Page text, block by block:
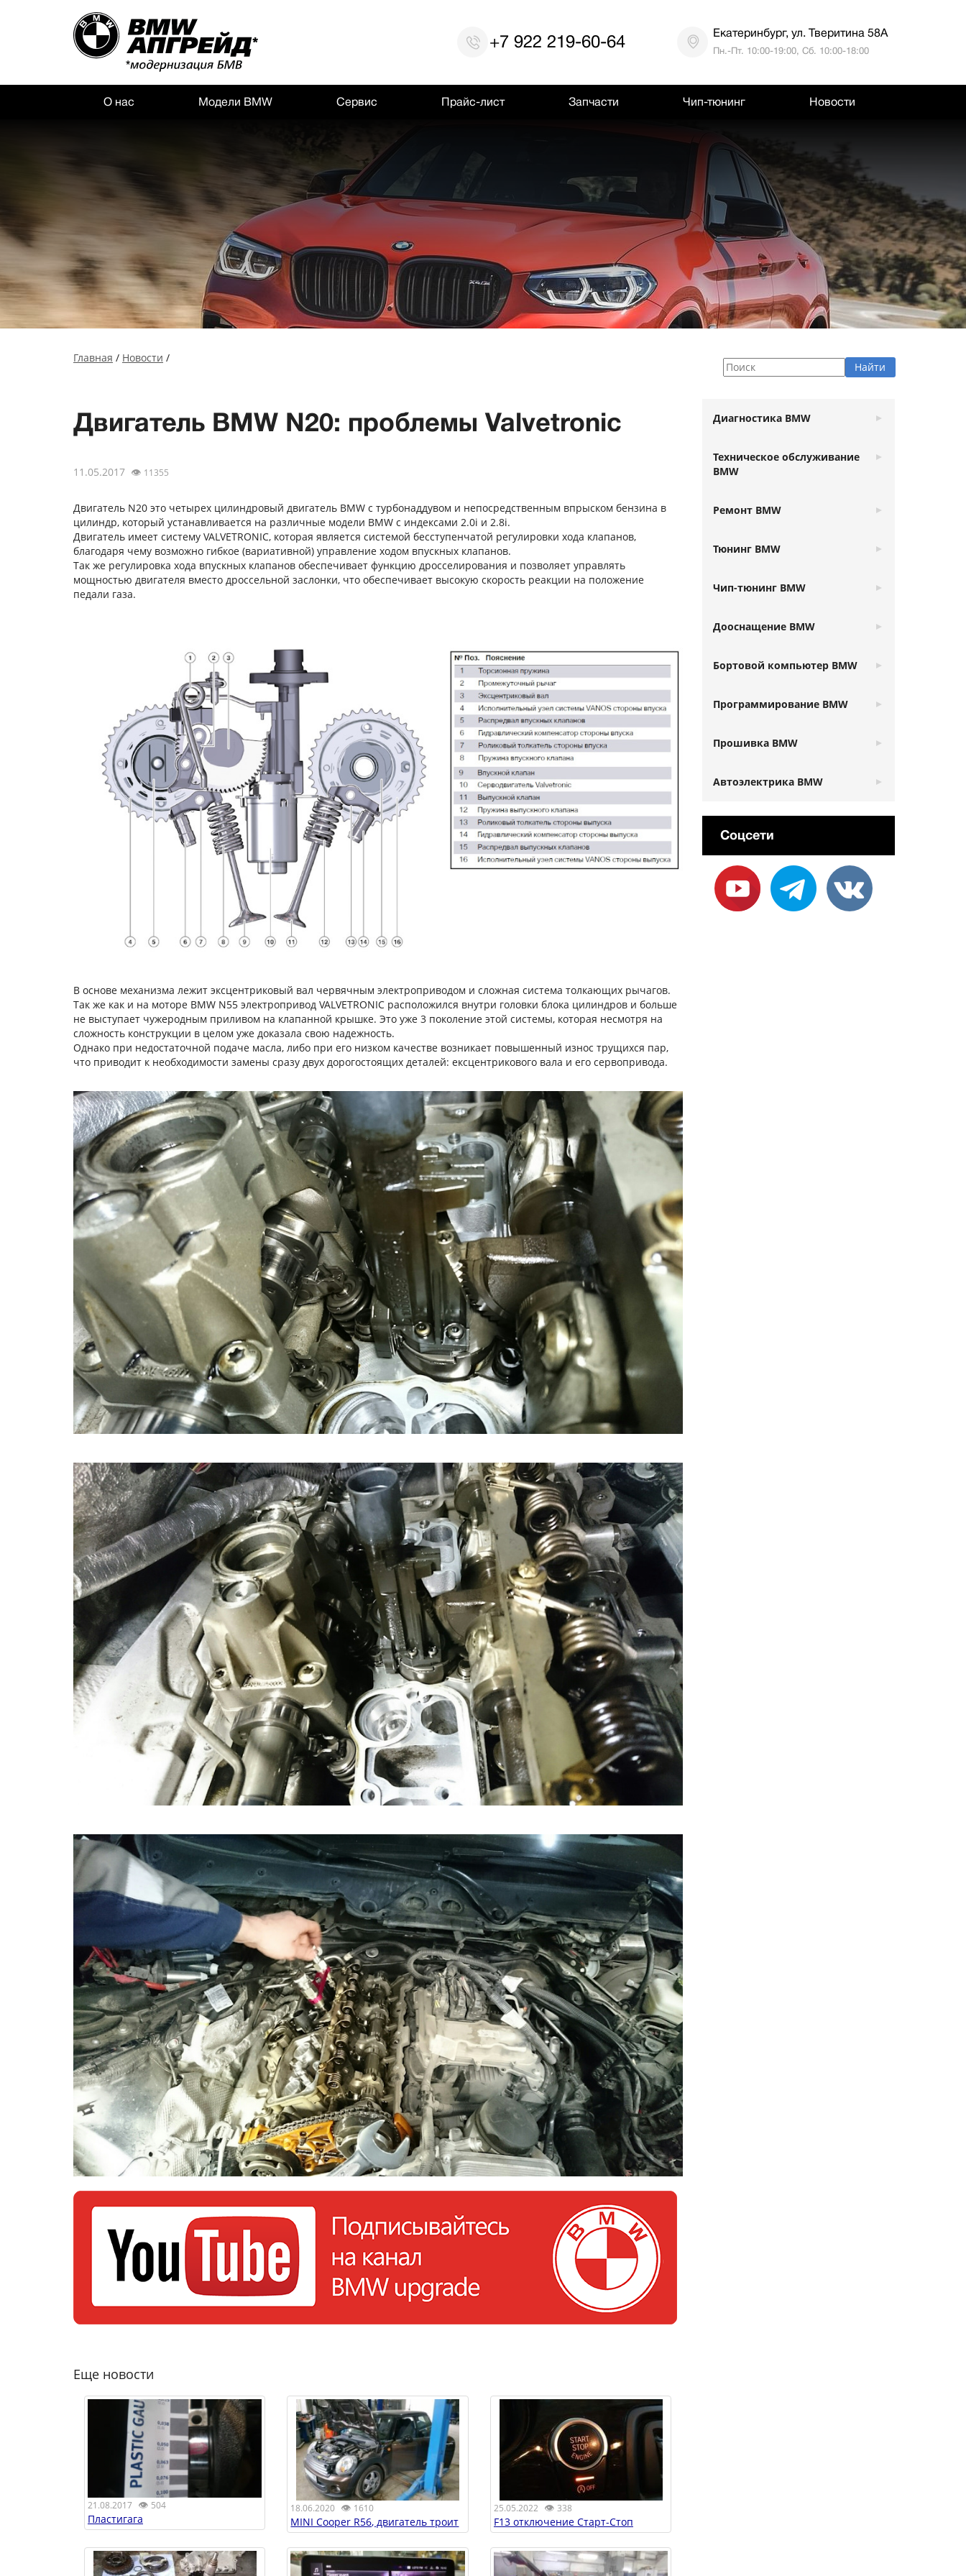
+7 922 219-60-64 Екатеринбург, ул. Тверитина 58А
Пн.-Пт. 10:00-19:00, Сб. 10:00-18:00
О нас Модели BMW Сервис Прайс-лист Запчасти Чип-тюнинг Новости
Главная / Новости /
Двигатель BMW N20: проблемы Valvetronic
11.05.2017 👁 11355
Двигатель N20 это четырех цилиндровый двигатель BMW с турбонаддувом и непосредственным впрыском бензина в
цилиндр, который устанавливается на различные модели BMW с индексами 2.0i и 2.8i.
Двигатель имеет систему VALVETRONIC, которая является системой бесступенчатой регулировки хода клапанов,
благодаря чему возможно гибкое (вариативной) управление ходом впускных клапанов.
Так же регулировка хода впускных клапанов обеспечивает функцию дросселирования и позволяет управлять
мощностью двигателя вместо дроссельной заслонки, что обеспечивает высокую скорость реакции на положение
педали газа.
В основе механизма лежит эксцентриковый вал червячным электроприводом и сложная система толкающих рычагов.
Так же как и на моторе BMW N55 электропривод VALVETRONIC расположился внутри головки блока цилиндров и больше
не выступает чужеродным приливом на клапанной крышке. Это уже 3 поколение этой системы, которая несмотря на
сложность конструкции в целом уже доказала свою надежность.
Однако при недостаточной подаче масла, либо при его низком качестве возникает повышенный износ трущихся пар,
что приводит к необходимости замены сразу двух дорогостоящих деталей: ексцентрикового вала и его сервопривода.
Еще новости
21.08.2017 👁 504
Пластигага
18.06.2020 👁 1610
MINI Cooper R56, двигатель троит
25.05.2022 👁 338
F13 отключение Старт-Стоп
Диагностика BMW
Техническое обслуживание
BMW
Ремонт BMW
Тюнинг BMW
Чип-тюнинг BMW
Дооснащение BMW
Бортовой компьютер BMW
Программирование BMW
Прошивка BMW
Автоэлектрика BMW
Соцсети